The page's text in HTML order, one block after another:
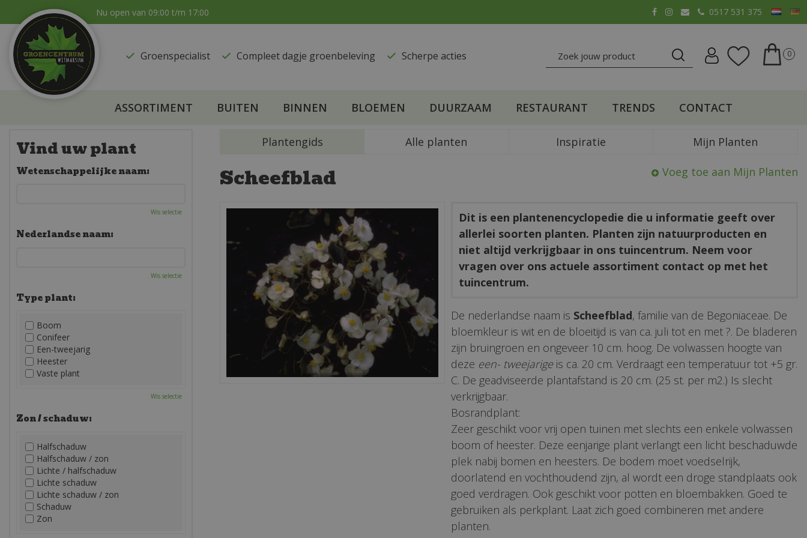
naar
content
Nu open van 09:00 t/m 17:00 0517 531 375
Groenspecialist ​Compleet dagje groenbeleving ​Scherpe acties
ASSORTIMENT BUITEN BINNEN BLOEMEN DUURZAAM RESTAURANT TRENDS CONTACT
Plantengids Alle planten Inspiratie Mijn Planten
Scheefblad Voeg toe aan Mijn Planten
Dit is een plantenencyclopedie die u informatie geeft over
allerlei soorten planten. Planten zijn natuurproducten en
niet altijd verkrijgbaar in ons tuincentrum. Neem voor
vragen over ons actuele assortiment contact op met het
tuincentrum.
De nederlandse naam is Scheefblad, familie van de Begoniaceae. De
bloemkleur is wit en de bloeitijd is van ca. juli tot en met ?. De bladeren
zijn bruingroen en ongeveer 10 cm. hoog. De volwassen hoogte van
deze een- tweejarigeis ca. 20 cm. Verdraagt een temperatuur tot +5 gr.
C. De geadviseerde plantafstand is 20 cm. (25 st. per m2.) Is slecht
verkrijgbaar.
Bosrandplant:
Zeer geschikt voor vrij open tuinen met slechts een enkele volwassen
boom of heester. Deze eenjarige plant verlangt een licht beschaduwde
plek nabij bomen en heesters. De bodem moet voedselrijk,
doorlatend en vochthoudend zijn, al wordt een droge standplaats ook
goed verdragen. Ook geschikt voor potten en bloembakken. Goed te
gebruiken als perkplant. Laat zich goed combineren met andere
planten.
Vind uw plant
Wetenschappelijke naam:
Wis selectie
Nederlandse naam:
Wis selectie
Type plant:
Boom
Conifeer
Een-tweejarig
Heester
Vaste plant
Wis selectie
Zon / schaduw:
Halfschaduw
Halfschaduw / zon
Lichte / halfschaduw
Lichte schaduw
Lichte schaduw / zon
Schaduw
Zon